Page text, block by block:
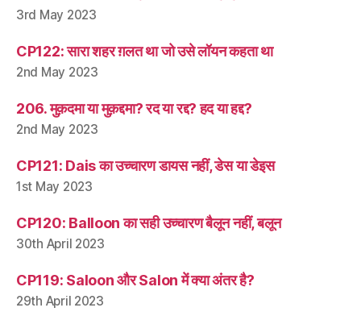
3rd May 2023
CP122: सारा शहर ग़लत था जो उसे लॉयन कहता था
2nd May 2023
206. मुक़दमा या मुक़द्दमा? रद या रद्द? हद या हद्द?
2nd May 2023
CP121: Dais का उच्चारण डायस नहीं, डेस या डेइस
1st May 2023
CP120: Balloon का सही उच्चारण बैलून नहीं, बलून
30th April 2023
CP119: Saloon और Salon में क्या अंतर है?
29th April 2023